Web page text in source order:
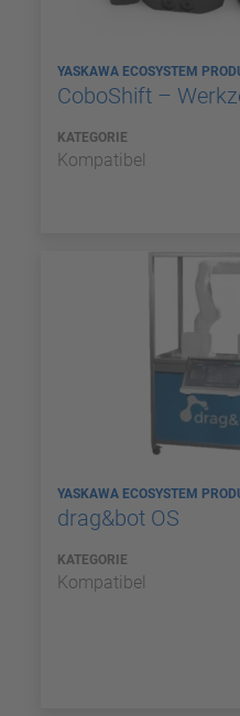
YASKAWA ECOSYSTEM
CoboShift –
KATEGORIE
Kompatibel
YASKAWA ECOSYSTEM
drag&bot OS
KATEGORIE
Kompatibel